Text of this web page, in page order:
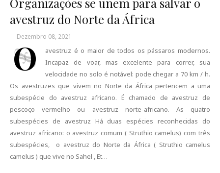
avestruz do Norte da África
- Dezembro 08, 2021
O
avestruz é o maior de todos os pássaros modernos.
Incapaz de voar, mas excelente para correr, sua
velocidade no solo é notável: pode chegar a 70 km / h.
Os avestruzes que vivem no Norte da África pertencem a uma
subespécie do avestruz africano. É chamado de avestruz de
pescoço vermelho ou avestruz norte-africano. As quatro
subespécies de avestruz Há duas espécies reconhecidas do
avestruz africano: o avestruz comum ( Struthio camelus) com três
subespécies, o avestruz do Norte da África ( Struthio camelus
camelus ) que vive no Sahel , Et…